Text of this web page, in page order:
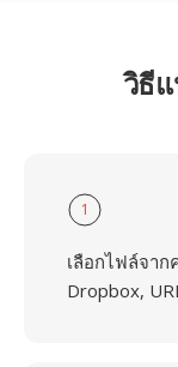
วิธีแ
1
เลือกไฟล์จาก
Dropbox,